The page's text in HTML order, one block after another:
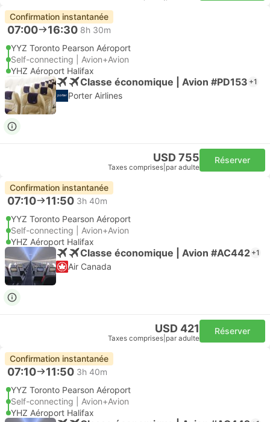
Confirmation instantanée
07:00 16:30 8h 30m
YYZ Toronto Pearson Aéroport
Self-connecting | Avion+Avion
YHZ Aéroport Halifax
Classe économique | Avion #PD153 +1
Porter Airlines
USD 755
Taxes comprises par adulte
Réserver
Confirmation instantanée
07:10 11:50 3h 40m
YYZ Toronto Pearson Aéroport
Self-connecting | Avion+Avion
YHZ Aéroport Halifax
Classe économique | Avion #AC442 +1
Air Canada
USD 421
Taxes comprises par adulte
Réserver
Confirmation instantanée
07:10 11:50 3h 40m
YYZ Toronto Pearson Aéroport
Self-connecting | Avion+Avion
YHZ Aéroport Halifax